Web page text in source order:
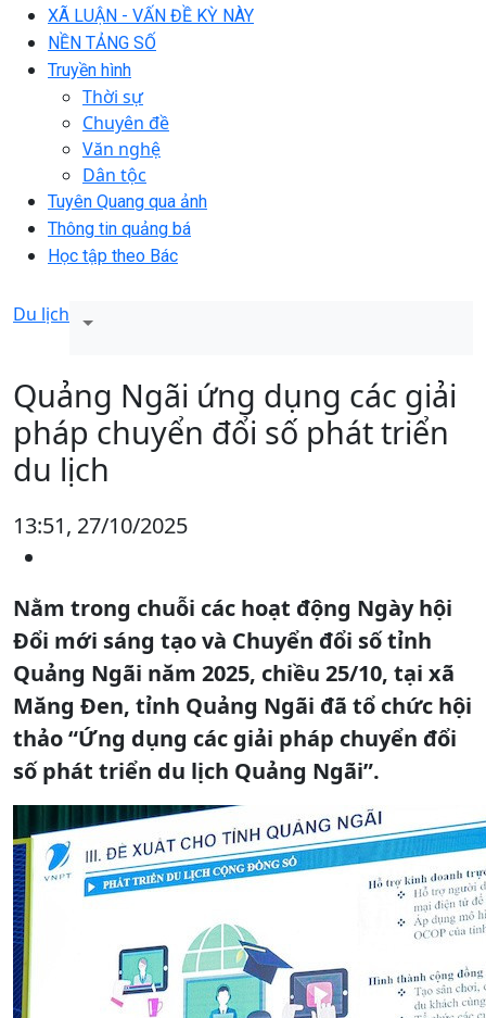
XÃ LUẬN - VẤN ĐỀ KỲ NÀY
NỀN TẢNG SỐ
Truyền hình
Thời sự
Chuyên đề
Văn nghệ
Dân tộc
Tuyên Quang qua ảnh
Thông tin quảng bá
Học tập theo Bác
Du lịch
Quảng Ngãi ứng dụng các giải
pháp chuyển đổi số phát triển
du lịch
13:51, 27/10/2025
Nằm trong chuỗi các hoạt động Ngày hội
Đổi mới sáng tạo và Chuyển đổi số tỉnh
Quảng Ngãi năm 2025, chiều 25/10, tại xã
Măng Đen, tỉnh Quảng Ngãi đã tổ chức hội
thảo “Ứng dụng các giải pháp chuyển đổi
số phát triển du lịch Quảng Ngãi”.